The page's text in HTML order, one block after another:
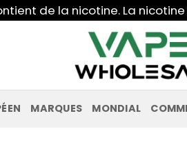
contient de la nicotine. La
MARQUES MONDIAL